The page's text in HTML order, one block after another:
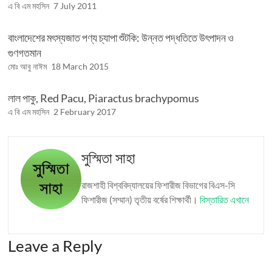
এ বি এম মহসিন 7 July 2011
বাংলাদেশের মৎস্যজাত পণ্য চ্যাপা শুঁটকি: উন্নত পদ্ধতিতে উৎপাদন ও
গুণগতমান
মোঃ আবু নাঈম 18 March 2015
লাল পাকু, Red Pacu, Piaractus brachypomus
এ বি এম মহসিন 2 February 2017
সুস্মিতা সাহা
রাজশাহী বিশ্ববিদ্যালয়ের ফিশারীজ বিভাগের বিএস-সি
ফিশারীজ (সম্মান) তৃতীয় বর্ষের শিক্ষার্থী।বিস্তারিত এখানে
Leave a Reply